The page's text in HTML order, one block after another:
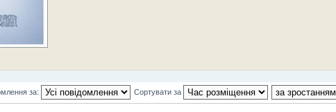
за: Сортувати за